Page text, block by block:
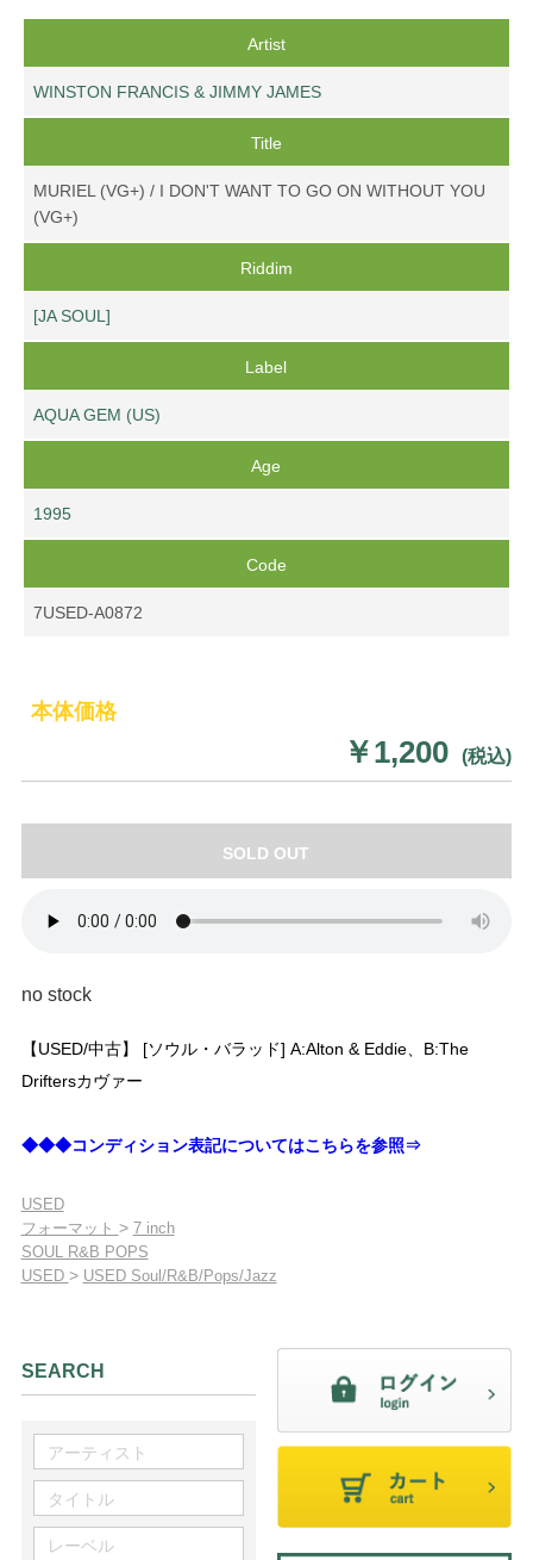
Artist
WINSTON FRANCIS & JIMMY JAMES
Title
MURIEL (VG+) / I DON'T WANT TO GO ON WITHOUT YOU
(VG+)
Riddim
[JA SOUL]
Label
AQUA GEM (US)
Age
1995
Code
7USED-A0872
本体価格
￥1,200 (税込)
SOLD OUT
no stock
【USED/中古】 [ソウル・バラッド] A:Alton & Eddie、B:The
Driftersカヴァー
◆◆◆コンディション表記についてはこちらを参照⇒
USED
フォーマット > 7 inch
SOUL R&B POPS
USED > USED Soul/R&B/Pops/Jazz
SEARCH